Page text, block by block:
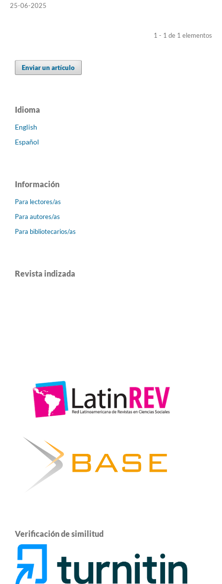
25-06-2025
1 - 1 de 1 elementos
Enviar un artículo
Idioma
English
Español
Información
Para lectores/as
Para autores/as
Para bibliotecarios/as
Revista indizada
Verificación de similitud